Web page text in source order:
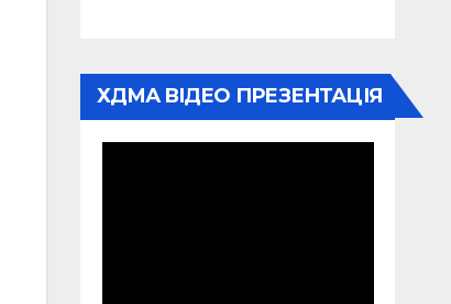
ХДМА ВІДЕО ПРЕЗЕНТАЦІЯ